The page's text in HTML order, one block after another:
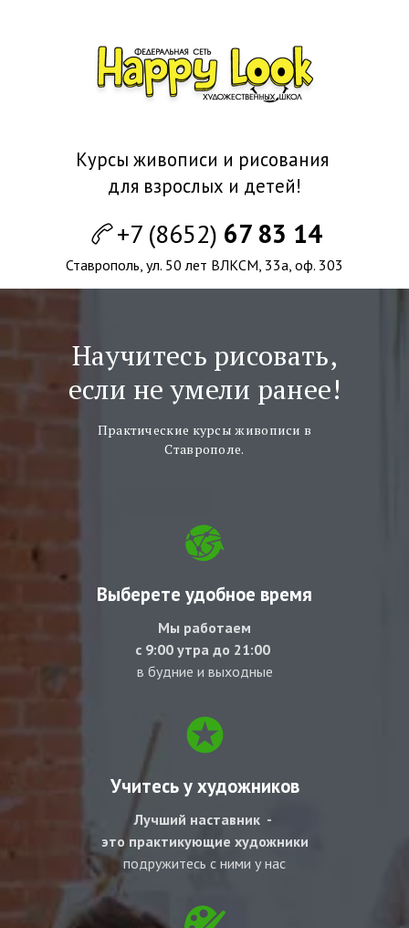
Курсы живописи и рисования
для взрослых и детей!
+7 (8652) 67 83 14
Ставрополь, ул. 50 лет ВЛКСМ, 33а, оф. 303
Научитесь рисовать,
если не умели ранее!
Практические курсы живописи в
Ставрополе.
Выберете удобное время
Мы работаем
с 9:00 утра до 21:00
в будние и выходные
Учитесь у художников
Лучший наставник -
это практикующие художники
подружитесь с ними у нас